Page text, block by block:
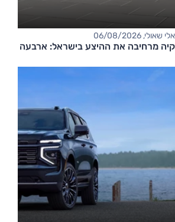
אלי שאולי, 06/08/2026
קיה מרחיבה את ההיצע בישראל: ארבעה